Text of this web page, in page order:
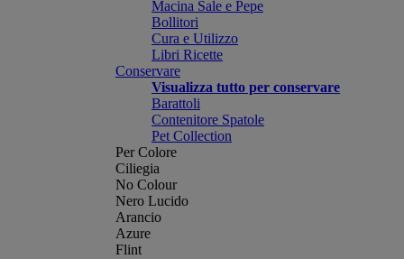
Macina Sale e Pepe
Bollitori
Cura e Utilizzo
Libri Ricette
Conservare
Visualizza tutto per conservare
Barattoli
Contenitore Spatole
Pet Collection
Per Colore
Ciliegia
No Colour
Nero Lucido
Arancio
Azure
Flint